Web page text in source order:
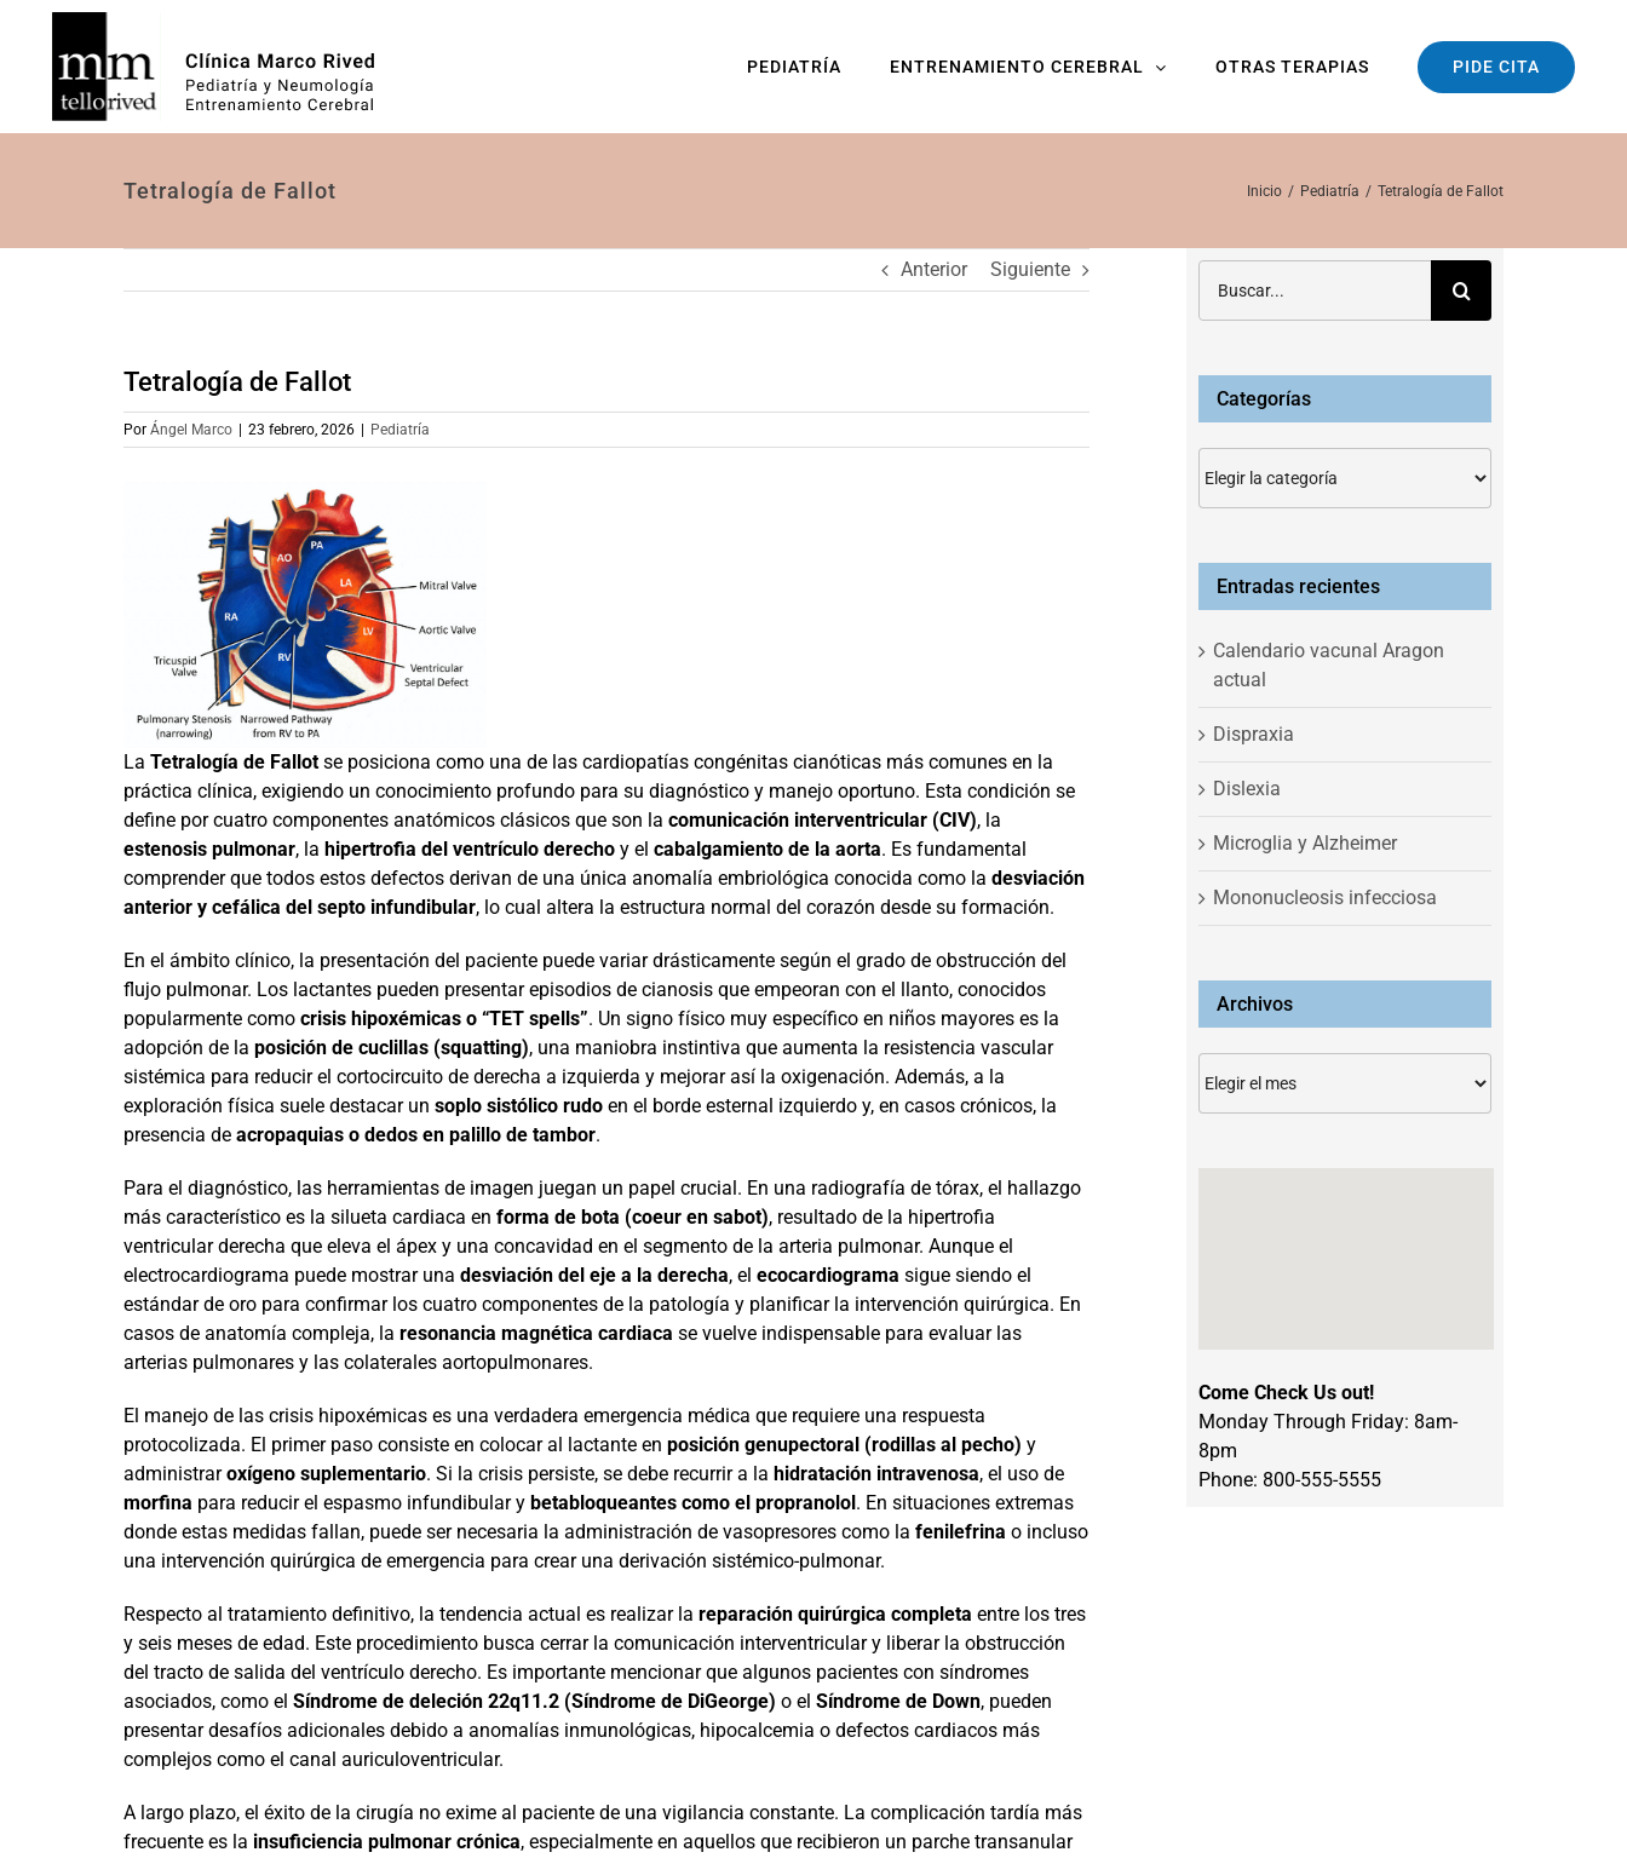
contenido
PEDIATRÍA ENTRENAMIENTO CEREBRAL OTRAS TERAPIAS PIDE CITA
Tetralogía de Fallot Inicio Pediatría Tetralogía de Fallot
Anterior Siguiente
Tetralogía de Fallot
Por Ángel Marco 23 febrero, 2026 Pediatría
La Tetralogía de Fallotse posiciona como una de las cardiopatías congénitas cianóticas más comunes en la
práctica clínica, exigiendo un conocimiento profundo para su diagnóstico y manejo oportuno. Esta condición se
define por cuatro componentes anatómicos clásicos que son la comunicación interventricular (CIV), la
estenosis pulmonar, la hipertrofia del ventrículo derechoy el cabalgamiento de la aorta. Es fundamental
comprender que todos estos defectos derivan de una única anomalía embriológica conocida como la desviación
anterior y cefálica del septo infundibular, lo cual altera la estructura normal del corazón desde su formación.
En el ámbito clínico, la presentación del paciente puede variar drásticamente según el grado de obstrucción del
flujo pulmonar. Los lactantes pueden presentar episodios de cianosis que empeoran con el llanto, conocidos
popularmente como crisis hipoxémicas o “TET spells”. Un signo físico muy específico en niños mayores es la
adopción de la posición de cuclillas (squatting), una maniobra instintiva que aumenta la resistencia vascular
sistémica para reducir el cortocircuito de derecha a izquierda y mejorar así la oxigenación. Además, a la
exploración física suele destacar un soplo sistólico rudoen el borde esternal izquierdo y, en casos crónicos, la
presencia de acropaquias o dedos en palillo de tambor.
Para el diagnóstico, las herramientas de imagen juegan un papel crucial. En una radiografía de tórax, el hallazgo
más característico es la silueta cardiaca en forma de bota (coeur en sabot), resultado de la hipertrofia
ventricular derecha que eleva el ápex y una concavidad en el segmento de la arteria pulmonar. Aunque el
electrocardiograma puede mostrar una desviación del eje a la derecha, el ecocardiograma sigue siendo el
estándar de oro para confirmar los cuatro componentes de la patología y planificar la intervención quirúrgica. En
casos de anatomía compleja, la resonancia magnética cardiaca se vuelve indispensable para evaluar las
arterias pulmonares y las colaterales aortopulmonares.
El manejo de las crisis hipoxémicas es una verdadera emergencia médica que requiere una respuesta
protocolizada. El primer paso consiste en colocar al lactante en posición genupectoral (rodillas al pecho) y
administraroxígeno suplementario. Si la crisis persiste, se debe recurrir a la hidratación intravenosa, el uso de
morfina para reducir el espasmo infundibular y betabloqueantes como el propranolol. En situaciones extremas
donde estas medidas fallan, puede ser necesaria la administración de vasopresores como la fenilefrina o incluso
una intervención quirúrgica de emergencia para crear una derivación sistémico-pulmonar.
Respecto al tratamiento definitivo, la tendencia actual es realizar la reparación quirúrgica completa entre los tres
y seis meses de edad. Este procedimiento busca cerrar la comunicación interventricular y liberar la obstrucción
del tracto de salida del ventrículo derecho. Es importante mencionar que algunos pacientes con síndromes
asociados, como el Síndrome de deleción 22q11.2 (Síndrome de DiGeorge) o el Síndrome de Down, pueden
presentar desafíos adicionales debido a anomalías inmunológicas, hipocalcemia o defectos cardiacos más
complejos como el canal auriculoventricular.
A largo plazo, el éxito de la cirugía no exime al paciente de una vigilancia constante. La complicación tardía más
frecuente es la insuficiencia pulmonar crónica, especialmente en aquellos que recibieron un parche transanular
Categorías
Entradas recientes
Calendario vacunal Aragon
actual
Dispraxia
Dislexia
Microglia y Alzheimer
Mononucleosis infecciosa
Archivos
Come Check Us out!
Monday Through Friday: 8am-
8pm
Phone: 800-555-5555